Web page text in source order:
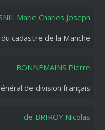
Marie Charles Joseph
cadastre de la Manche
BONNEMAINS Pierre
de division français
de BRIROY Nicolas